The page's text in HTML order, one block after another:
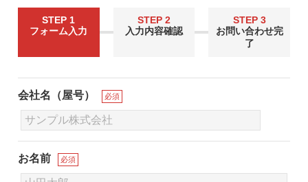
STEP 1
フォーム入力
STEP 2
入力内容確認
STEP 3
お問い合わせ完
了
会社名（屋号） 必須
お名前 必須